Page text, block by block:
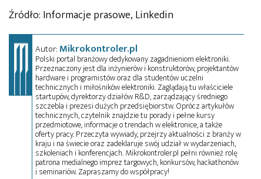
Źródło: Informacje prasowe, Linkedin
Autor:Mikrokontroler.pl
Polski portal branżowy dedykowany zagadnieniom elektroniki.
Przeznaczony jest dla inżynierów i konstruktorów, projektantów
hardware i programistów oraz dla studentów uczelni
technicznych i miłośników elektroniki. Zaglądają tu właściciele
startupów, dyrektorzy działów R&D, zarządzający średniego
szczebla i prezesi dużych przedsiębiorstw. Oprócz artykułów
technicznych, czytelnik znajdzie tu porady i pełne kursy
przedmiotowe, informacje o trendach w elektronice, a także
oferty pracy. Przeczyta wywiady, przejrzy aktualności z branży w
kraju i na świecie oraz zadeklaruje swój udział w wydarzeniach,
szkoleniach i konferencjach. Mikrokontroler.pl pełni również rolę
patrona medialnego imprez targowych, konkursów, hackathonów
i seminariów. Zapraszamy do współpracy!